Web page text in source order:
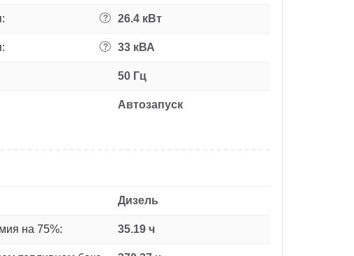
? 26.4 кВт
? 33 кВА
50 Гц
Автозапуск
Дизель
на 75%: 35.19 ч